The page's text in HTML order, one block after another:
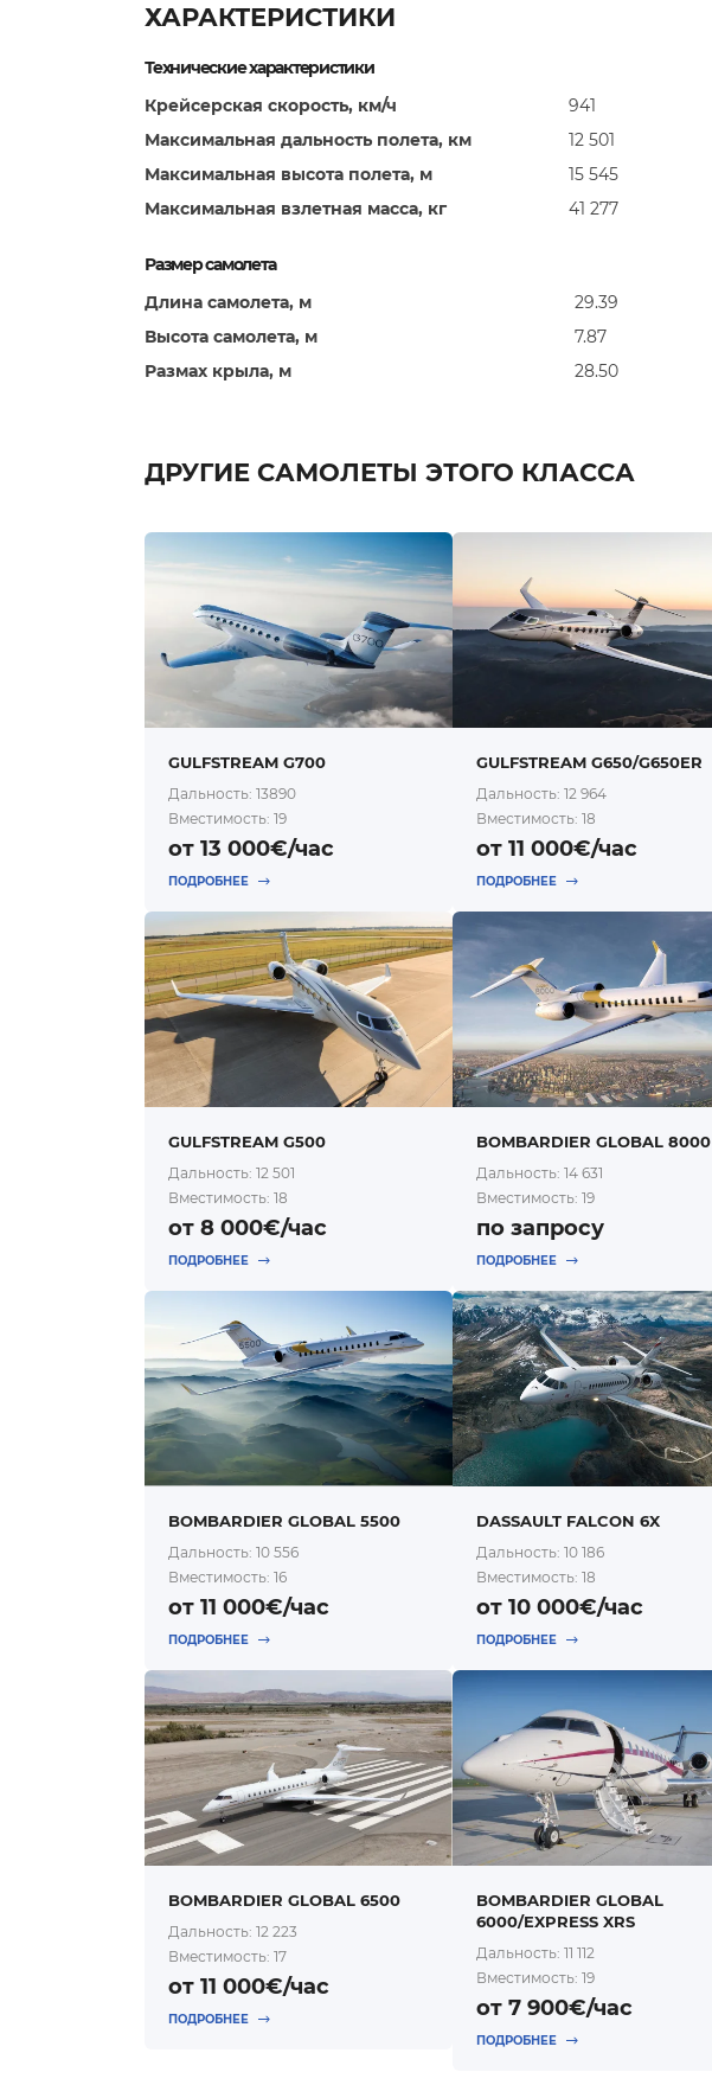
ХАРАКТЕРИСТИКИ
Технические характеристики
Крейсерская скорость, км/ч
941
Максимальная дальность полета, км
12 501
Максимальная высота полета, м
15 545
Максимальная взлетная масса, кг
41 277
Размер самолета
Длина самолета, м
29.39
Высота самолета, м
7.87
Размах крыла, м
28.50
ДРУГИЕ САМОЛЕТЫ ЭТОГО КЛАССА
GULFSTREAM G700
Дальность: 13890
Вместимость: 19
от 13 000€/час
ПОДРОБНЕЕ
GULFSTREAM G650/G650ER
Дальность: 12 964
Вместимость: 18
от 11 000€/час
ПОДРОБНЕЕ
GULFSTREAM G500
Дальность: 12 501
Вместимость: 18
от 8 000€/час
ПОДРОБНЕЕ
BOMBARDIER GLOBAL 8000
Дальность: 14 631
Вместимость: 19
по запросу
ПОДРОБНЕЕ
BOMBARDIER GLOBAL 5500
Дальность: 10 556
Вместимость: 16
от 11 000€/час
ПОДРОБНЕЕ
DASSAULT FALCON 6X
Дальность: 10 186
Вместимость: 18
от 10 000€/час
ПОДРОБНЕЕ
BOMBARDIER GLOBAL 6500
Дальность: 12 223
Вместимость: 17
от 11 000€/час
ПОДРОБНЕЕ
BOMBARDIER GLOBAL
6000/EXPRESS XRS
Дальность: 11 112
Вместимость: 19
от 7 900€/час
ПОДРОБНЕЕ